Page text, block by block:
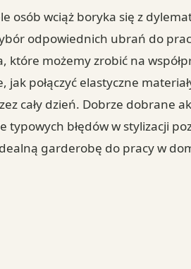
osób wciąż boryka się z
odpowiednich ubrań do
możemy zrobić na
połączyć elastyczne
cały dzień. Dobrze dobrane
błędów w stylizacji
garderobę do pracy w